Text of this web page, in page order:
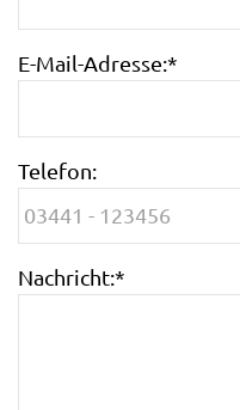
E-Mail-Adresse:*
Telefon:
Nachricht:*